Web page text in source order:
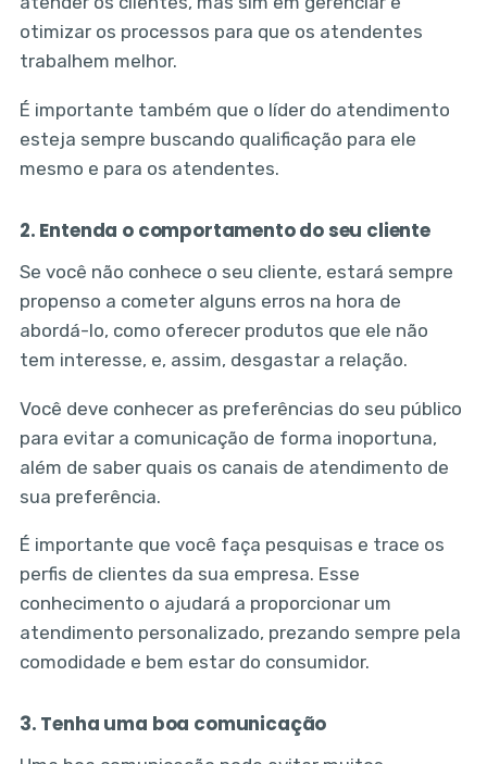
otimizar os processos para que os atendentes
trabalhem melhor.
É importante também que o líder do atendimento
esteja sempre buscando qualificação para ele
mesmo e para os atendentes.
2. Entenda o comportamento do seu cliente
Se você não conhece o seu cliente, estará sempre
propenso a cometer alguns erros na hora de
abordá-lo, como oferecer produtos que ele não
tem interesse, e, assim, desgastar a relação.
Você deve conhecer as preferências do seu público
para evitar a comunicação de forma inoportuna,
além de saber quais os canais de atendimento de
sua preferência.
É importante que você faça pesquisas e trace os
perfis de clientes da sua empresa. Esse
conhecimento o ajudará a proporcionar um
atendimento personalizado, prezando sempre pela
comodidade e bem estar do consumidor.
3. Tenha uma boa comunicação